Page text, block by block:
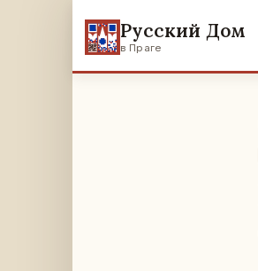
Русский Дом
в Праге